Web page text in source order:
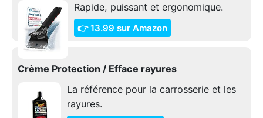
Rapide, puissant et ergonomique.
👉 13.99 sur Amazon
Crème Protection / Efface rayures
La référence pour la carrosserie et les
rayures.